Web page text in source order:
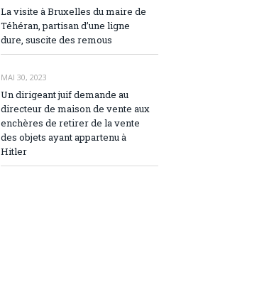
La visite à Bruxelles du maire de
Téhéran, partisan d’une ligne
dure, suscite des remous
MAI 30, 2023
Un dirigeant juif demande au
directeur de maison de vente aux
enchères de retirer de la vente
des objets ayant appartenu à
Hitler